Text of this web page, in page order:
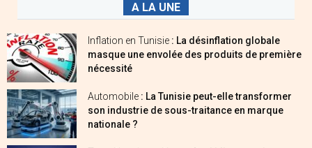
A LA UNE
Inflation en Tunisie : La désinflation globale
masque une envolée des produits de première
nécessité
Automobile : La Tunisie peut-elle transformer
son industrie de sous-traitance en marque
nationale ?